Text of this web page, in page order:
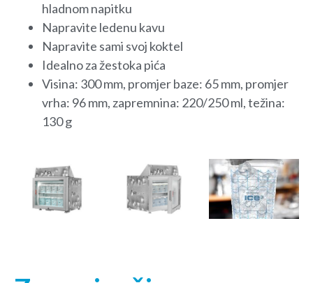
hladnom napitku
Napravite ledenu kavu
Napravite sami svoj koktel
Idealno za žestoka pića
Visina: 300 mm, promjer baze: 65 mm, promjer
vrha: 96 mm, zapremnina: 220/250 ml, težina:
130 g